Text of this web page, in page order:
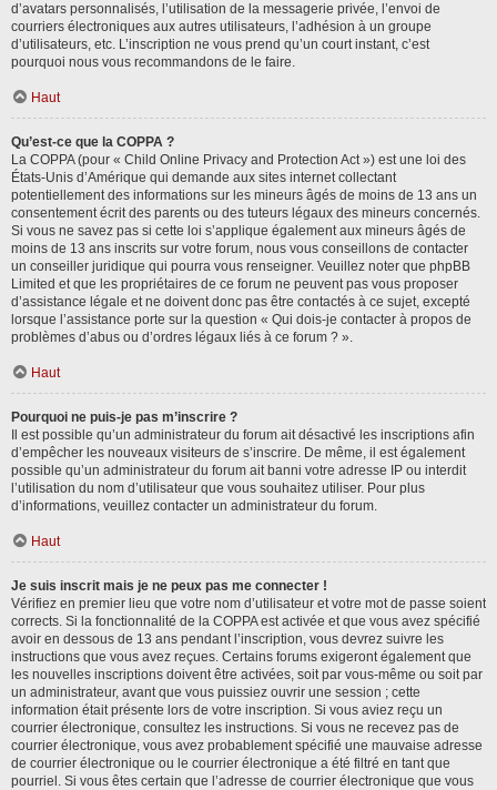
d’avatars personnalisés, l’utilisation de la messagerie privée, l’envoi de
courriers électroniques aux autres utilisateurs, l’adhésion à un groupe
d’utilisateurs, etc. L’inscription ne vous prend qu’un court instant, c’est
pourquoi nous vous recommandons de le faire.
Haut
Qu’est-ce que la COPPA ?
La COPPA (pour « Child Online Privacy and Protection Act ») est une loi des
États-Unis d’Amérique qui demande aux sites internet collectant
potentiellement des informations sur les mineurs âgés de moins de 13 ans un
consentement écrit des parents ou des tuteurs légaux des mineurs concernés.
Si vous ne savez pas si cette loi s’applique également aux mineurs âgés de
moins de 13 ans inscrits sur votre forum, nous vous conseillons de contacter
un conseiller juridique qui pourra vous renseigner. Veuillez noter que phpBB
Limited et que les propriétaires de ce forum ne peuvent pas vous proposer
d’assistance légale et ne doivent donc pas être contactés à ce sujet, excepté
lorsque l’assistance porte sur la question « Qui dois-je contacter à propos de
problèmes d’abus ou d’ordres légaux liés à ce forum ? ».
Haut
Pourquoi ne puis-je pas m’inscrire ?
Il est possible qu’un administrateur du forum ait désactivé les inscriptions afin
d’empêcher les nouveaux visiteurs de s’inscrire. De même, il est également
possible qu’un administrateur du forum ait banni votre adresse IP ou interdit
l’utilisation du nom d’utilisateur que vous souhaitez utiliser. Pour plus
d’informations, veuillez contacter un administrateur du forum.
Haut
Je suis inscrit mais je ne peux pas me connecter !
Vérifiez en premier lieu que votre nom d’utilisateur et votre mot de passe soient
corrects. Si la fonctionnalité de la COPPA est activée et que vous avez spécifié
avoir en dessous de 13 ans pendant l’inscription, vous devrez suivre les
instructions que vous avez reçues. Certains forums exigeront également que
les nouvelles inscriptions doivent être activées, soit par vous-même ou soit par
un administrateur, avant que vous puissiez ouvrir une session ; cette
information était présente lors de votre inscription. Si vous aviez reçu un
courrier électronique, consultez les instructions. Si vous ne recevez pas de
courrier électronique, vous avez probablement spécifié une mauvaise adresse
de courrier électronique ou le courrier électronique a été filtré en tant que
pourriel. Si vous êtes certain que l’adresse de courrier électronique que vous